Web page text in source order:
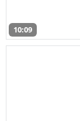
10:09